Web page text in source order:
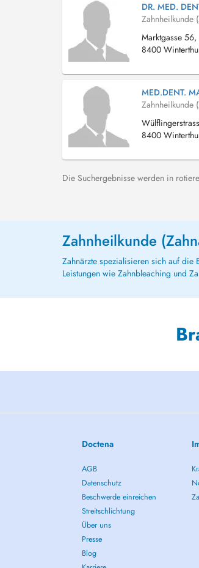
DR. MED.
Zahnheilkunde
Marktgasse 56,
8400
MED.DENT.
Zahnheilkunde
8400
Die Suchergebnisse werden in
Zahnheilkunde
Zahnärzte spezialisieren sich auf die
Leistungen wie Zahnbleaching und
Doctena
AGB
Datenschutz
Beschwerde einreichen
Streitschlichtung
Über uns
Presse
Blog